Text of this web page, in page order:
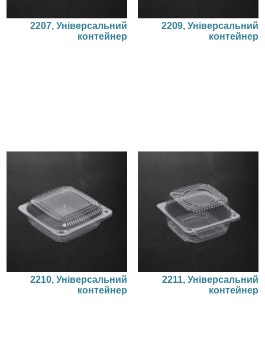
2207, Універсальний
контейнер
2209, Універсальний
контейнер
2210, Універсальний
контейнер
2211, Універсальний
контейнер